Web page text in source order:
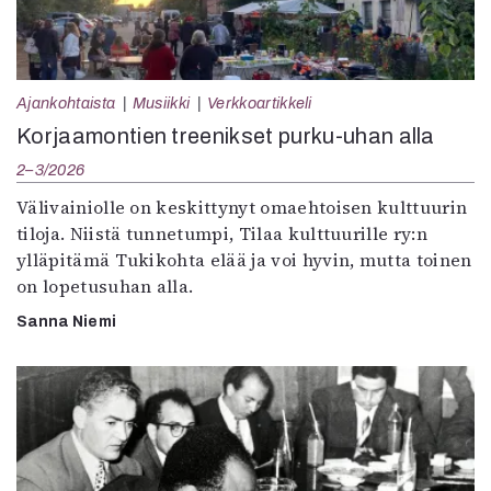
Ajankohtaista Musiikki Verkkoartikkeli
Korjaamontien treenikset purku-uhan alla
2–3/2026
Välivainiolle on keskittynyt omaehtoisen kulttuurin
tiloja. Niistä tunnetumpi, Tilaa kulttuurille ry:n
ylläpitämä Tukikohta elää ja voi hyvin, mutta toinen
on lopetusuhan alla.
Sanna Niemi